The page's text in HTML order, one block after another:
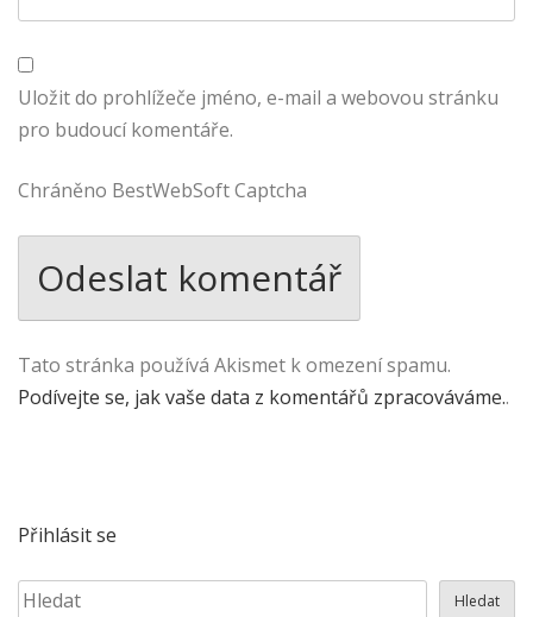
Uložit do prohlížeče jméno, e-mail a webovou stránku
pro budoucí komentáře.
Chráněno BestWebSoft Captcha
Tato stránka používá Akismet k omezení spamu.
Podívejte se, jak vaše data z komentářů zpracováváme..
Přihlásit se
Hledat Hledat